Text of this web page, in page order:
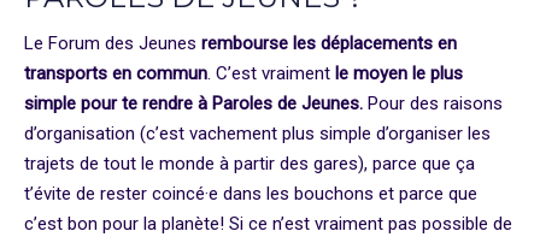
Le Forum des Jeunes rembourse les déplacements en
transports en commun. C’est vraiment le moyen le plus
simple pour te rendre à Paroles de Jeunes. Pour des raisons
d’organisation (c’est vachement plus simple d’organiser les
trajets de tout le monde à partir des gares), parce que ça
t’évite de rester coincé·e dans les bouchons et parce que
c’est bon pour la planète! Si ce n’est vraiment pas possible de